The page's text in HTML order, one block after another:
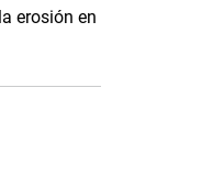
erosión en